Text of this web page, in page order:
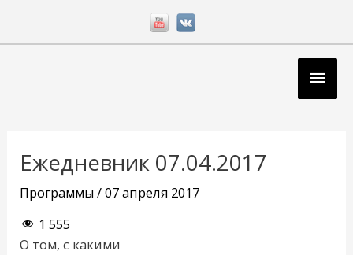
Ежедневник 07.04.2017
Программы/07 апреля 2017
1 555
О том, с какими
записям